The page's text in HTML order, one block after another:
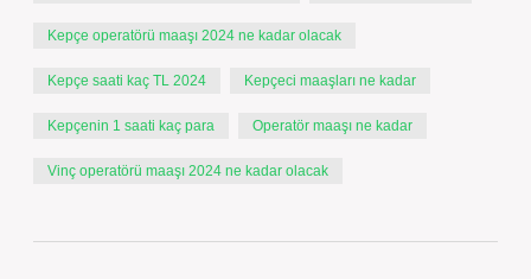
Kepçe operatörü maaşı 2024 ne kadar olacak
Kepçe saati kaç TL 2024 Kepçeci maaşları ne kadar
Kepçenin 1 saati kaç para Operatör maaşı ne kadar
Vinç operatörü maaşı 2024 ne kadar olacak